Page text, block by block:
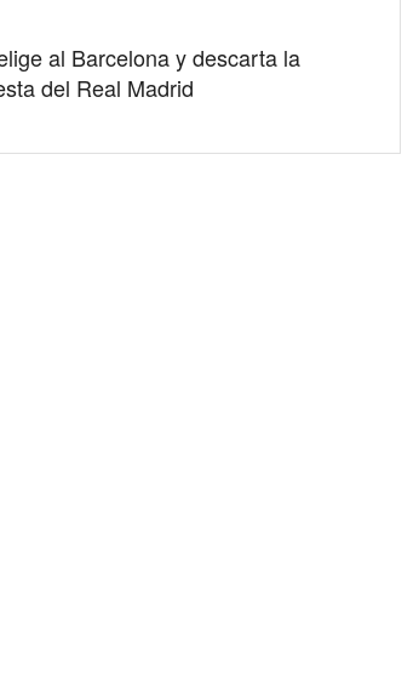
al Barcelona y descarta la
del Real Madrid